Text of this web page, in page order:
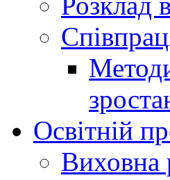
Освітній
Виховна